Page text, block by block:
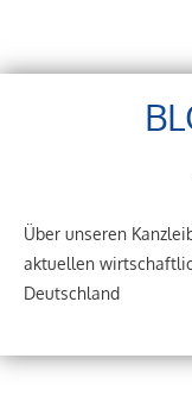
Über unseren
aktuellen
Deutschland